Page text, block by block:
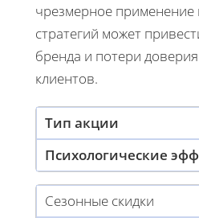
чрезмерное
стратегий может
бренда и потери
клиентов.
Тип акции
Психологические
Сезонные скидки